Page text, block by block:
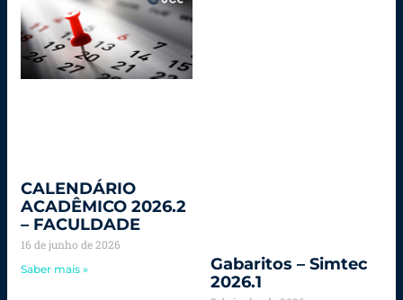
CALENDÁRIO
ACADÊMICO 2026.2
– FACULDADE
16 de junho de 2026
Saber mais »
Gabaritos – Simtec
2026.1